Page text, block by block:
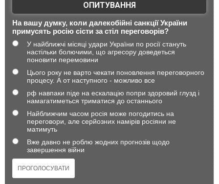
ОПИТУВАННЯ
На вашу думку, коли далекобійні санкції України
примусять росію сісти за стіл переговорів?
У найближчі місяці удари України по росії стануть
настільки болючими, що агресору доведеться
поновити перемовини
Цього року не варто чекати поновлення переговорного
процесу. А от наступного - можливо все
рф навпаки піде на ескалацію попри здоровий глузд і
намагатиметься триматися до останнього
Найближчим часом росія може погодитись на
переговори, але серйозних намірів росіяни не
матимуть
Вже давно не роблю жодних прогнозів щодо
завершення війни